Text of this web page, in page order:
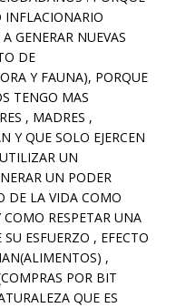
INFLACIONARIO
GENERAR NUEVAS
DE
Y FAUNA), PORQUE
TENGO MAS
, MADRES ,
Y QUE SOLO EJERCEN
UN
UN PODER
DE LA VIDA COMO
RESPETAR UNA
ESFUERZO , EFECTO
,
POR BIT
QUE ES